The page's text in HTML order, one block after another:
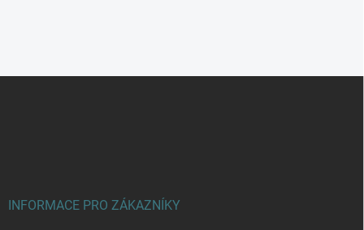
INFORMACE PRO ZÁKAZNÍKY